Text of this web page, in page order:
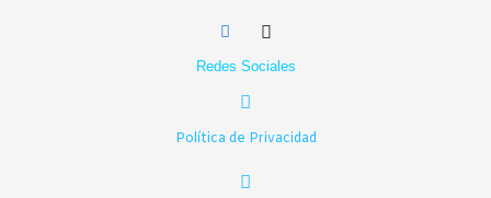
de
Redes Sociales
Política de Privacidad